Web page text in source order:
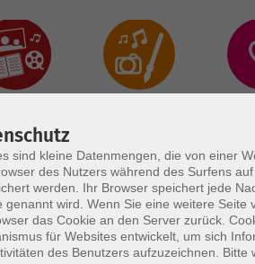
sind kleine Datenmengen, die von einer
des Nutzers während des Surfens
werden. Ihr Browser speichert jede
genannt wird. Wenn Sie eine weitere Seite
das Cookie an den Server zurück.
für Websites entwickelt, um sich
des Benutzers aufzuzeichnen. Bitte